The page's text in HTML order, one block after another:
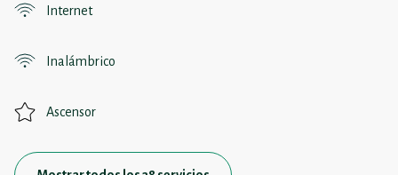
Internet
Inalámbrico
Ascensor